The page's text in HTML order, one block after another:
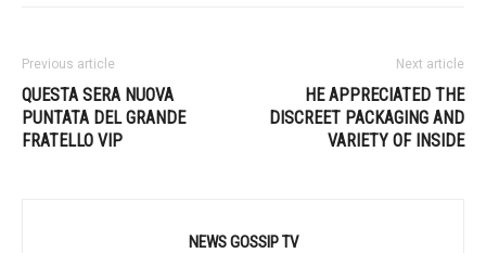
Previous article
QUESTA SERA NUOVA
PUNTATA DEL GRANDE
FRATELLO VIP
Next article
HE APPRECIATED THE
DISCREET PACKAGING AND
VARIETY OF INSIDE
NEWS GOSSIP TV